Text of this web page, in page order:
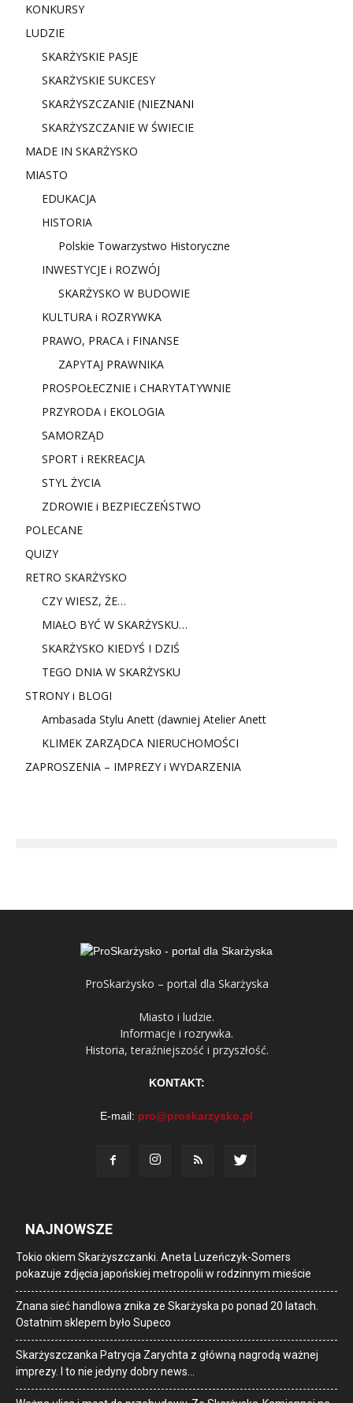
KONKURSY
LUDZIE
SKARŻYSKIE PASJE
SKARŻYSKIE SUKCESY
SKARŻYSZCZANIE (NIEZNANI
SKARŻYSZCZANIE W ŚWIECIE
MADE IN SKARŻYSKO
MIASTO
EDUKACJA
HISTORIA
Polskie Towarzystwo Historyczne
INWESTYCJE i ROZWÓJ
SKARŻYSKO W BUDOWIE
KULTURA i ROZRYWKA
PRAWO, PRACA i FINANSE
ZAPYTAJ PRAWNIKA
PROSPOŁECZNIE i CHARYTATYWNIE
PRZYRODA i EKOLOGIA
SAMORZĄD
SPORT i REKREACJA
STYL ŻYCIA
ZDROWIE i BEZPIECZEŃSTWO
POLECANE
QUIZY
RETRO SKARŻYSKO
CZY WIESZ, ŻE…
MIAŁO BYĆ W SKARŻYSKU…
SKARŻYSKO KIEDYŚ I DZIŚ
TEGO DNIA W SKARŻYSKU
STRONY i BLOGI
Ambasada Stylu Anett (dawniej Atelier Anett
KLIMEK ZARZĄDCA NIERUCHOMOŚCI
ZAPROSZENIA – IMPREZY i WYDARZENIA
ProSkarżysko – portal dla Skarżyska
Miasto i ludzie.
Informacje i rozrywka.
Historia, teraźniejszość i przyszłość.
KONTAKT:
E-mail: pro@proskarzysko.pl
NAJNOWSZE
Tokio okiem Skarżyszczanki. Aneta Luzeńczyk-Somers
pokazuje zdjęcia japońskiej metropolii w rodzinnym mieście
Znana sieć handlowa znika ze Skarżyska po ponad 20 latach.
Ostatnim sklepem było Supeco
Skarżyszczanka Patrycja Zarychta z główną nagrodą ważnej
imprezy. I to nie jedyny dobry news…